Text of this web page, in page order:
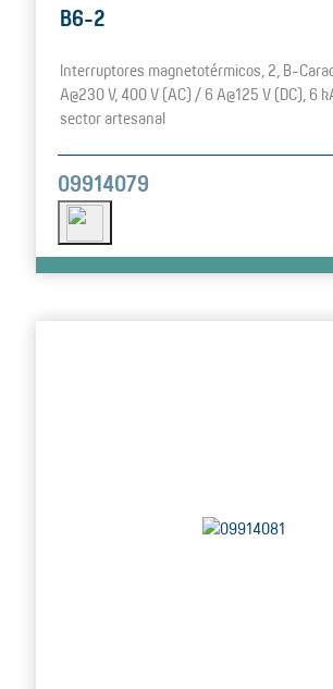
B6-2
Interruptores magnetotérmicos, 2, B-
A@230 V, 400 V (AC) / 6 A@125 V (DC), 6
sector artesanal
09914079